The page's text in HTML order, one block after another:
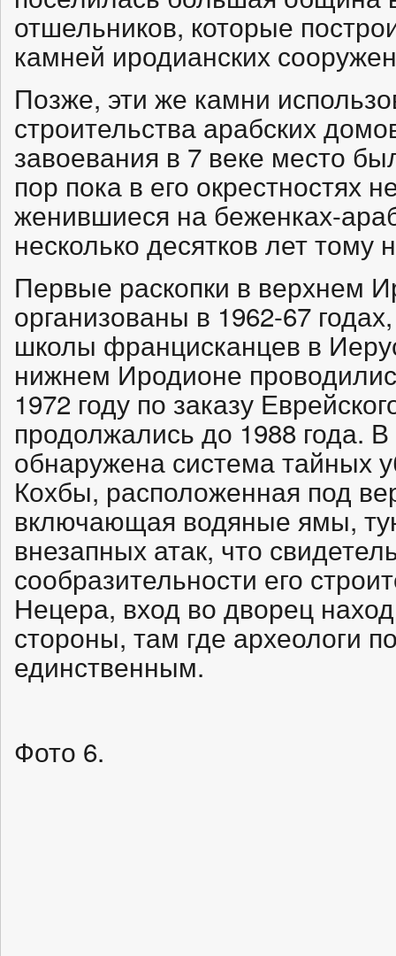
отшельников, которые
камней иродианских
Позже, эти же камни
строительства арабских
завоевания в 7 веке место
пор пока в его окрестностях
женившиеся на беженках-
несколько десятков лет тому
Первые раскопки в верхнем
организованы в 1962-67
школы францисканцев в
нижнем Иродионе
1972 году по заказу
продолжались до 1988 года.
обнаружена система тайных
Кохбы, расположенная под
включающая водяные ямы,
внезапных атак, что
сообразительности его
Нецера, вход во дворец
стороны, там где археологи
единственным.
Фото 6.